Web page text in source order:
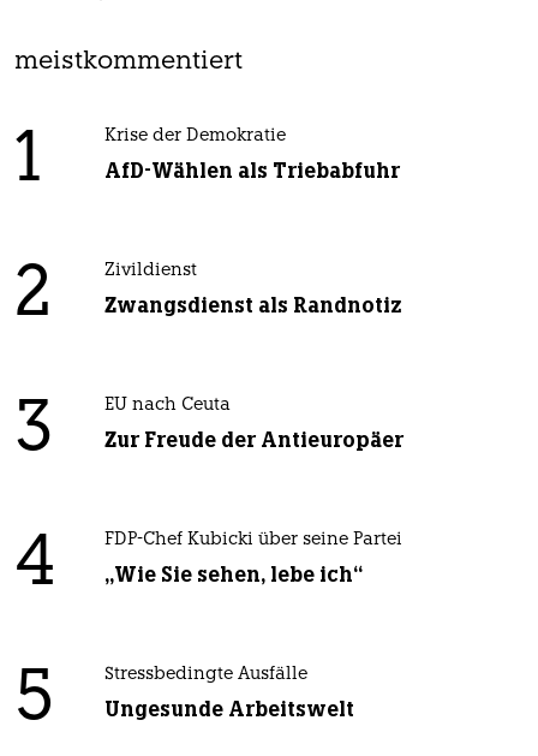
meistkommentiert
1 Krise der Demokratie
AfD-Wählen als Triebabfuhr
2 Zivildienst
Zwangsdienst als Randnotiz
3 EU nach Ceuta
Zur Freude der Antieuropäer
4 FDP-Chef Kubicki über seine Partei
„Wie Sie sehen, lebe ich“
5 Stressbedingte Ausfälle
Ungesunde Arbeitswelt